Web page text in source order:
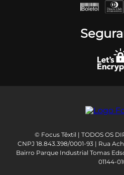
© Focus Têxtil | TODOS OS
CNPJ 18.843.398/0001-93 | Rua
Bairro Parque Industrial Tomas
01144-